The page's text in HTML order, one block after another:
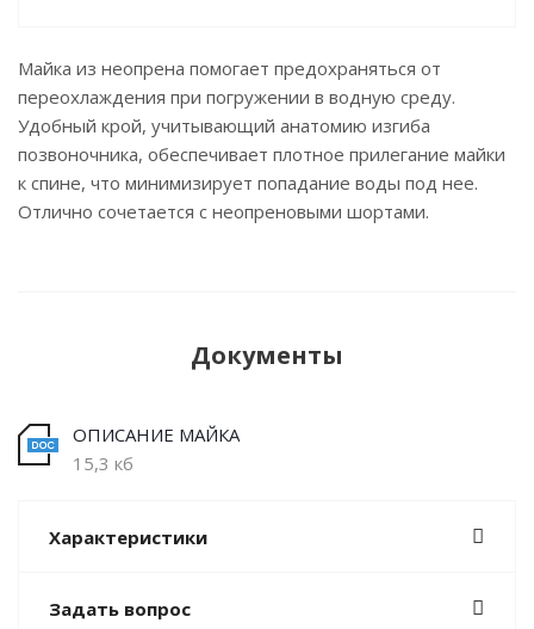
Майка из неопрена помогает предохраняться от
переохлаждения при погружении в водную среду.
Удобный крой, учитывающий анатомию изгиба
позвоночника, обеспечивает плотное прилегание майки
к спине, что минимизирует попадание воды под нее.
Отлично сочетается с неопреновыми шортами.
Документы
ОПИСАНИЕ МАЙКА
15,3 кб
Характеристики
Задать вопрос